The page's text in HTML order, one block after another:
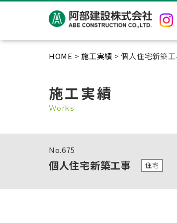
HOME >施工実績 > 個人住宅新築
施工実績
Works
No.675
個人住宅新築工事 住宅